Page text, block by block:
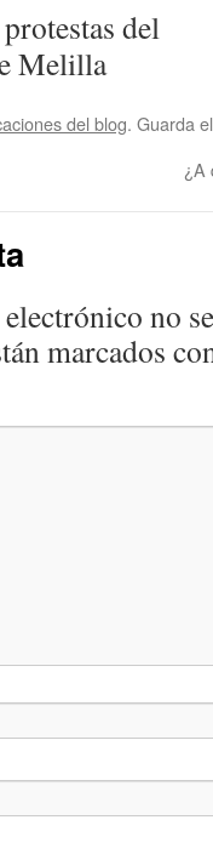
del blog. Guarda
¿A
no
marcados